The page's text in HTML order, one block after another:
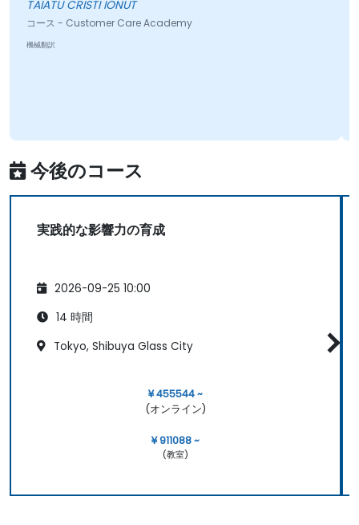
TAIATU CRISTI IONUT
コース - Customer Care Academy
機械翻訳
今後のコース
実践的な影響力の育成
2026-09-25 10:00
14 時間
Tokyo, Shibuya Glass City
¥ 455544 ~
(オンライン)
¥ 911088 ~
(教室)